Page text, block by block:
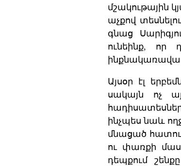
մշակութային
աչքով
գնաց
ունեինք, որ
Այսօր էլ
սակայն ոչ
ինչպես նաև
մնացած
ու փառքի
դեպքում